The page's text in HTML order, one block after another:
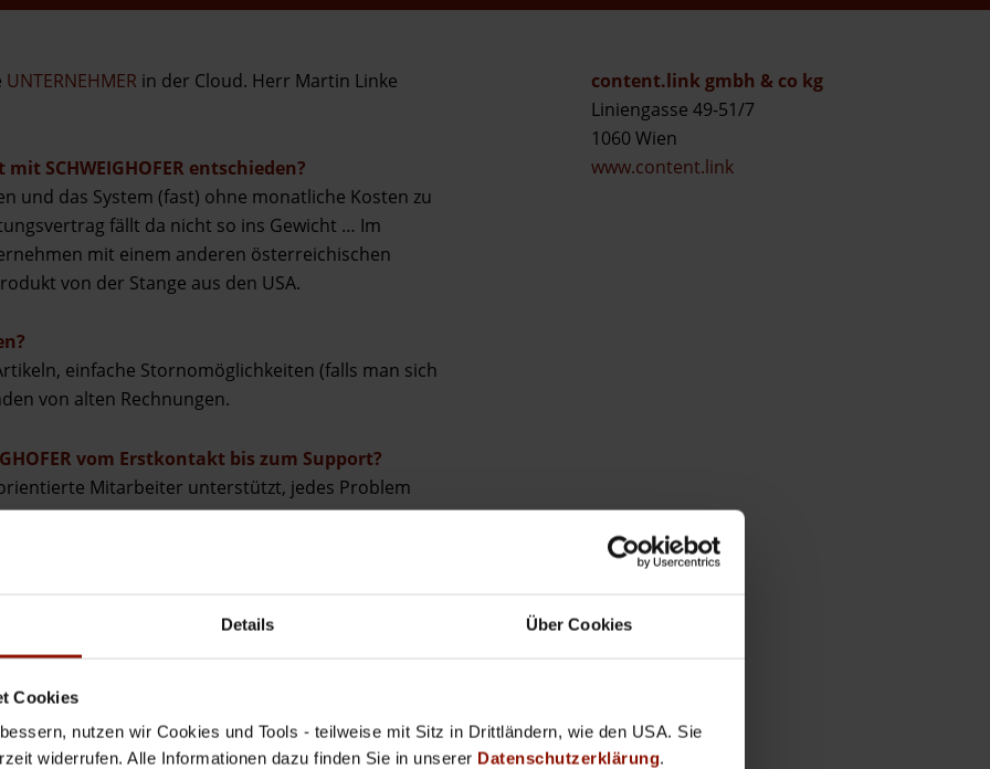
Details Über Cookies
Cookies
nutzen wir Cookies und Tools - teilweise mit Sitz in Drittländern, wie den USA. Sie
widerrufen. Alle Informationen dazu finden Sie in unserer Datenschutzerklärung.
UNTERNEHMER in der Cloud. Herr Martin Linke
SCHWEIGHOFER entschieden?
und das System (fast) ohne monatliche Kosten zu
fällt da nicht so ins Gewicht … Im
mit einem anderen österreichischen
von der Stange aus den USA.
einfache Stornomöglichkeiten (falls man sich
von alten Rechnungen.
vom Erstkontakt bis zum Support?
Mitarbeiter unterstützt, jedes Problem
für das Handling mit mehr Mitarbeitern ist die
und flexible Gestalten und Verwalten von
der Schnelle, nicht der Große. Und schnell können
content.link gmbh & co kg
Liniengasse 49-51/7
1060 Wien
www.content.link